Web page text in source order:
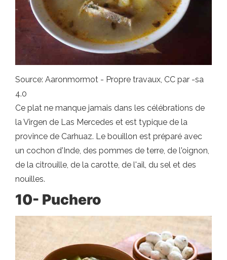
Source: Aaronmormot - Propre travaux, CC par -sa
4.0
Ce plat ne manque jamais dans les célébrations de
la Virgen de Las Mercedes et est typique de la
province de Carhuaz. Le bouillon est préparé avec
un cochon d'Inde, des pommes de terre, de l'oignon,
de la citrouille, de la carotte, de l'ail, du sel et des
nouilles.
10- Puchero